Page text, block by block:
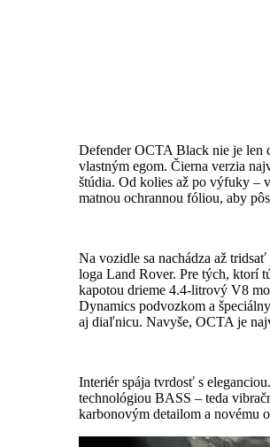
Defender OCTA Black nie je len
vlastným egom. Čierna verzia
štúdia. Od kolies až po výfuky –
matnou ochrannou fóliou, aby
Na vozidle sa nachádza až
loga Land Rover. Pre tých, ktorí
kapotou drieme 4.4-litrový V8
Dynamics podvozkom a
aj diaľnicu. Navyše, OCTA je
Interiér spája tvrdosť s
technológiou BASS – teda
karbonovým detailom a novému